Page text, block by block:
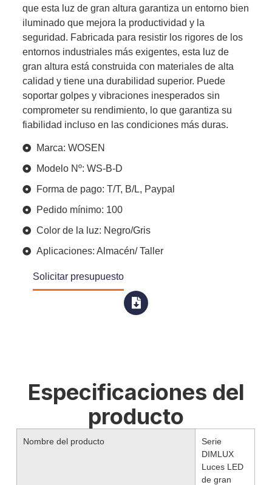
que esta luz de gran altura garantiza un entorno bien
iluminado que mejora la productividad y la
seguridad. Fabricada para resistir los rigores de los
entornos industriales más exigentes, esta luz de
gran altura está construida con materiales de alta
calidad y tiene una durabilidad superior. Puede
soportar golpes y vibraciones inesperados sin
comprometer su rendimiento, lo que garantiza su
fiabilidad incluso en las condiciones más duras.
Marca: WOSEN
Modelo Nº: WS-B-D
Forma de pago: T/T, B/L, Paypal
Pedido mínimo: 100
Color de la luz: Negro/Gris
Aplicaciones: Almacén/ Taller
Solicitar presupuesto
Especificaciones del
producto
Nombre del producto
Serie
DIMLUX
Luces LED
de gran